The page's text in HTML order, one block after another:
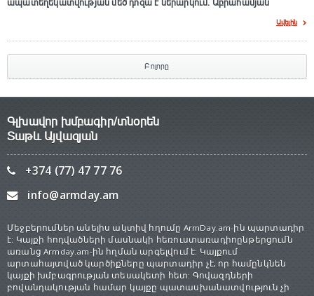
ապատեղեկատվության մեծ դnզա է ներարկում․ Աբրահամյան
Ավելին
Բոլորը
Գլխավոր խմբագիր/տնօրեն
Տաթև Այվազյան
+374 (77) 47 77 76
info@armday.am
Մեջբերումներ անելիս ակտիվ հղումը ArmDay.am-ին պարտադիր
է: Կայքի հոդվածների մասնակի հեռուստառադիոընթերցումն
առանց Armday.am-ին հղման արգելվում է: Կայքում
արտահայտված կարծիքները պարտադիր չէ, որ համընկնեն
կայքի խմբագրության տեսակետի հետ: Գովազդների
բովանդակության համար կայքը պատասխանատվություն չի